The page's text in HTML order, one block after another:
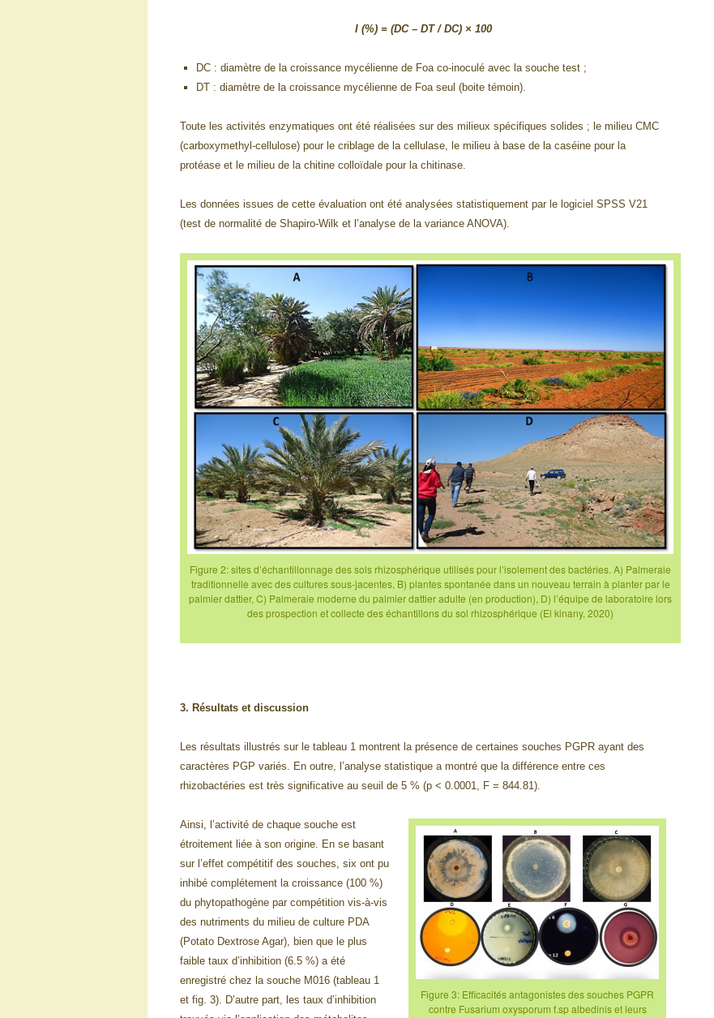
I (%) = (DC – DT / DC) × 100
DC : diamètre de la croissance mycélienne de Foa co-inoculé avec la souche test ;
DT : diamètre de la croissance mycélienne de Foa seul (boite témoin).
Toute les activités enzymatiques ont été réalisées sur des milieux spécifiques solides ; le milieu CMC
(carboxymethyl-cellulose) pour le criblage de la cellulase, le milieu à base de la caséine pour la
protéase et le milieu de la chitine colloïdale pour la chitinase.
Les données issues de cette évaluation ont été analysées statistiquement par le logiciel SPSS V21
(test de normalité de Shapiro-Wilk et l’analyse de la variance ANOVA).
Figure 2: sites d’échantillonnage des sols rhizosphérique utilisés pour l’isolement des bactéries. A) Palmeraie
traditionnelle avec des cultures sous-jacentes, B) plantes spontanée dans un nouveau terrain à planter par le
palmier dattier, C) Palmeraie moderne du palmier dattier adulte (en production), D) l’équipe de laboratoire lors
des prospection et collecte des échantillons du sol rhizosphérique (El kinany, 2020)
3. Résultats et discussion
Les résultats illustrés sur le tableau 1 montrent la présence de certaines souches PGPR ayant des
caractères PGP variés. En outre, l’analyse statistique a montré que la différence entre ces
rhizobactéries est très significative au seuil de 5 % (p < 0.0001, F = 844.81).
Figure 3: Efficacités antagonistes des souches PGPR
contre Fusarium oxysporum f.sp albedinis et leurs
Ainsi, l’activité de chaque souche est
étroitement liée à son origine. En se basant
sur l’effet compétitif des souches, six ont pu
inhibé complétement la croissance (100 %)
du phytopathogène par compétition vis-à-vis
des nutriments du milieu de culture PDA
(Potato Dextrose Agar), bien que le plus
faible taux d’inhibition (6.5 %) a été
enregistré chez la souche M016 (tableau 1
et fig. 3). D’autre part, les taux d’inhibition